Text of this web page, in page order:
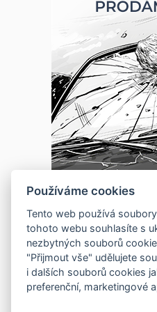
Používáme cookies
Tento web používá
tohoto webu souhlasíte s
nezbytných souborů
"Přijmout vše" udělujete
i dalších souborů cookies
preferenční, marketingové